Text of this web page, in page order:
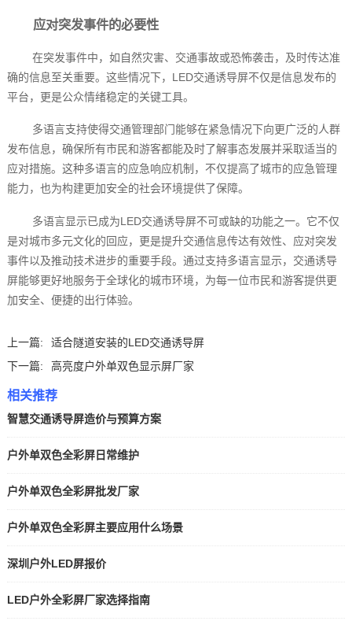
应对突发事件的必要性
在突发事件中，如自然灾害、交通事故或恐怖袭击，及时传达准
确的信息至关重要。这些情况下，LED交通诱导屏不仅是信息发布的
平台，更是公众情绪稳定的关键工具。
多语言支持使得交通管理部门能够在紧急情况下向更广泛的人群
发布信息，确保所有市民和游客都能及时了解事态发展并采取适当的
应对措施。这种多语言的应急响应机制，不仅提高了城市的应急管理
能力，也为构建更加安全的社会环境提供了保障。
多语言显示已成为LED交通诱导屏不可或缺的功能之一。它不仅
是对城市多元文化的回应，更是提升交通信息传达有效性、应对突发
事件以及推动技术进步的重要手段。通过支持多语言显示，交通诱导
屏能够更好地服务于全球化的城市环境，为每一位市民和游客提供更
加安全、便捷的出行体验。
上一篇:
适合隧道安装的LED交通诱导屏
下一篇:
高亮度户外单双色显示屏厂家
相关推荐
智慧交通诱导屏造价与预算方案
户外单双色全彩屏日常维护
户外单双色全彩屏批发厂家
户外单双色全彩屏主要应用什么场景
深圳户外LED屏报价
LED户外全彩屏厂家选择指南